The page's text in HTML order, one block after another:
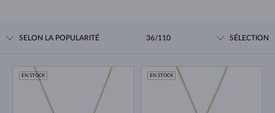
SELON LA POPULARITÉ 36/110 SÉLECTION
EN STOCK EN STOCK